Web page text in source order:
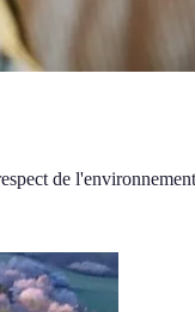
de